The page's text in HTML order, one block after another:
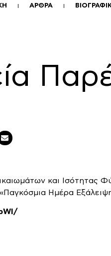
ΑΡΘΡΑ
και Ισότητας
Ημέρα